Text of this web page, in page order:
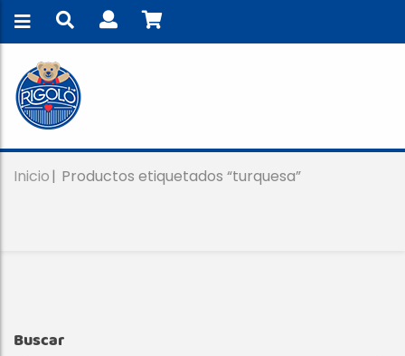
Inicio Productos etiquetados “turquesa”
Buscar